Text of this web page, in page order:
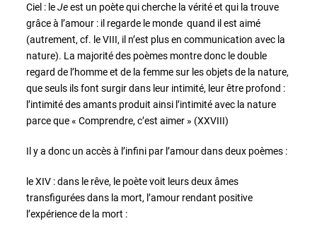
Ciel : leJeest un poète qui cherche la vérité et qui la trouve
grâce à l’amour : il regarde le monde quand il est aimé
(autrement, cf. le VIII, il n’est plus en communication avec la
nature). La majorité des poèmes montre donc le double
regard de l’homme et de la femme sur les objets de la nature,
que seuls ils font surgir dans leur intimité, leur être profond :
l’intimité des amants produit ainsi l’intimité avec la nature
parce que « Comprendre, c’est aimer » (XXVIII)
Il y a donc un accès à l’infini par l’amour dans deux poèmes :
le XIV : dans le rêve, le poète voit leurs deux âmes
transfigurées dans la mort, l’amour rendant positive
l’expérience de la mort :